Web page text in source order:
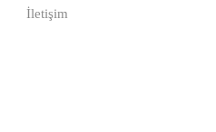
İletişim